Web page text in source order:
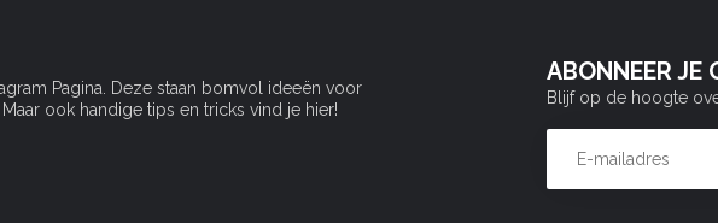
Pagina. Deze staan bomvol ideeën voor
ook handige tips en tricks vind je hier!
ABONNEER JE
Blijf op de hoogte